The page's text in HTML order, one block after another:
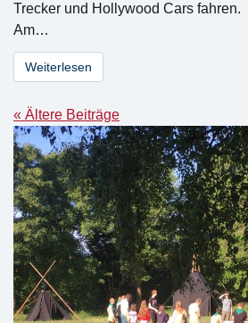
Trecker und Hollywood
Am…
Weiterlesen
« Ältere Beiträge